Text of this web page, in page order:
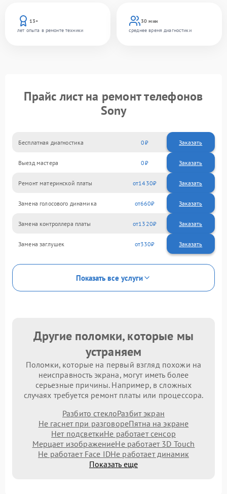
13+
лет опыта в ремонте техники
30 мин
среднее время диагностики
Прайс лист на ремонт телефонов
Sony
Бесплатная диагностика 0 Заказать
Выезд мастера 0 Заказать
Ремонт материнской платы 1430
Замена голосового динамика 660
Замена контроллера платы 1320
Замена заглушек 330
Показать все услуги
Другие поломки, которые мы
устраняем
Поломки, которые на первый взгляд похожи на
неисправность экрана, могут иметь более
серьезные причины. Например, в сложных
случаях требуется ремонт платы или процессора.
Разбито стеклоРазбит экран
Не гаснет при разговореПятна на экране
Нет подсветкиНе работает сенсор
Мерцает изображениеНе работает 3D Touch
Не работает Face IDНе работает динамик
Показать еще